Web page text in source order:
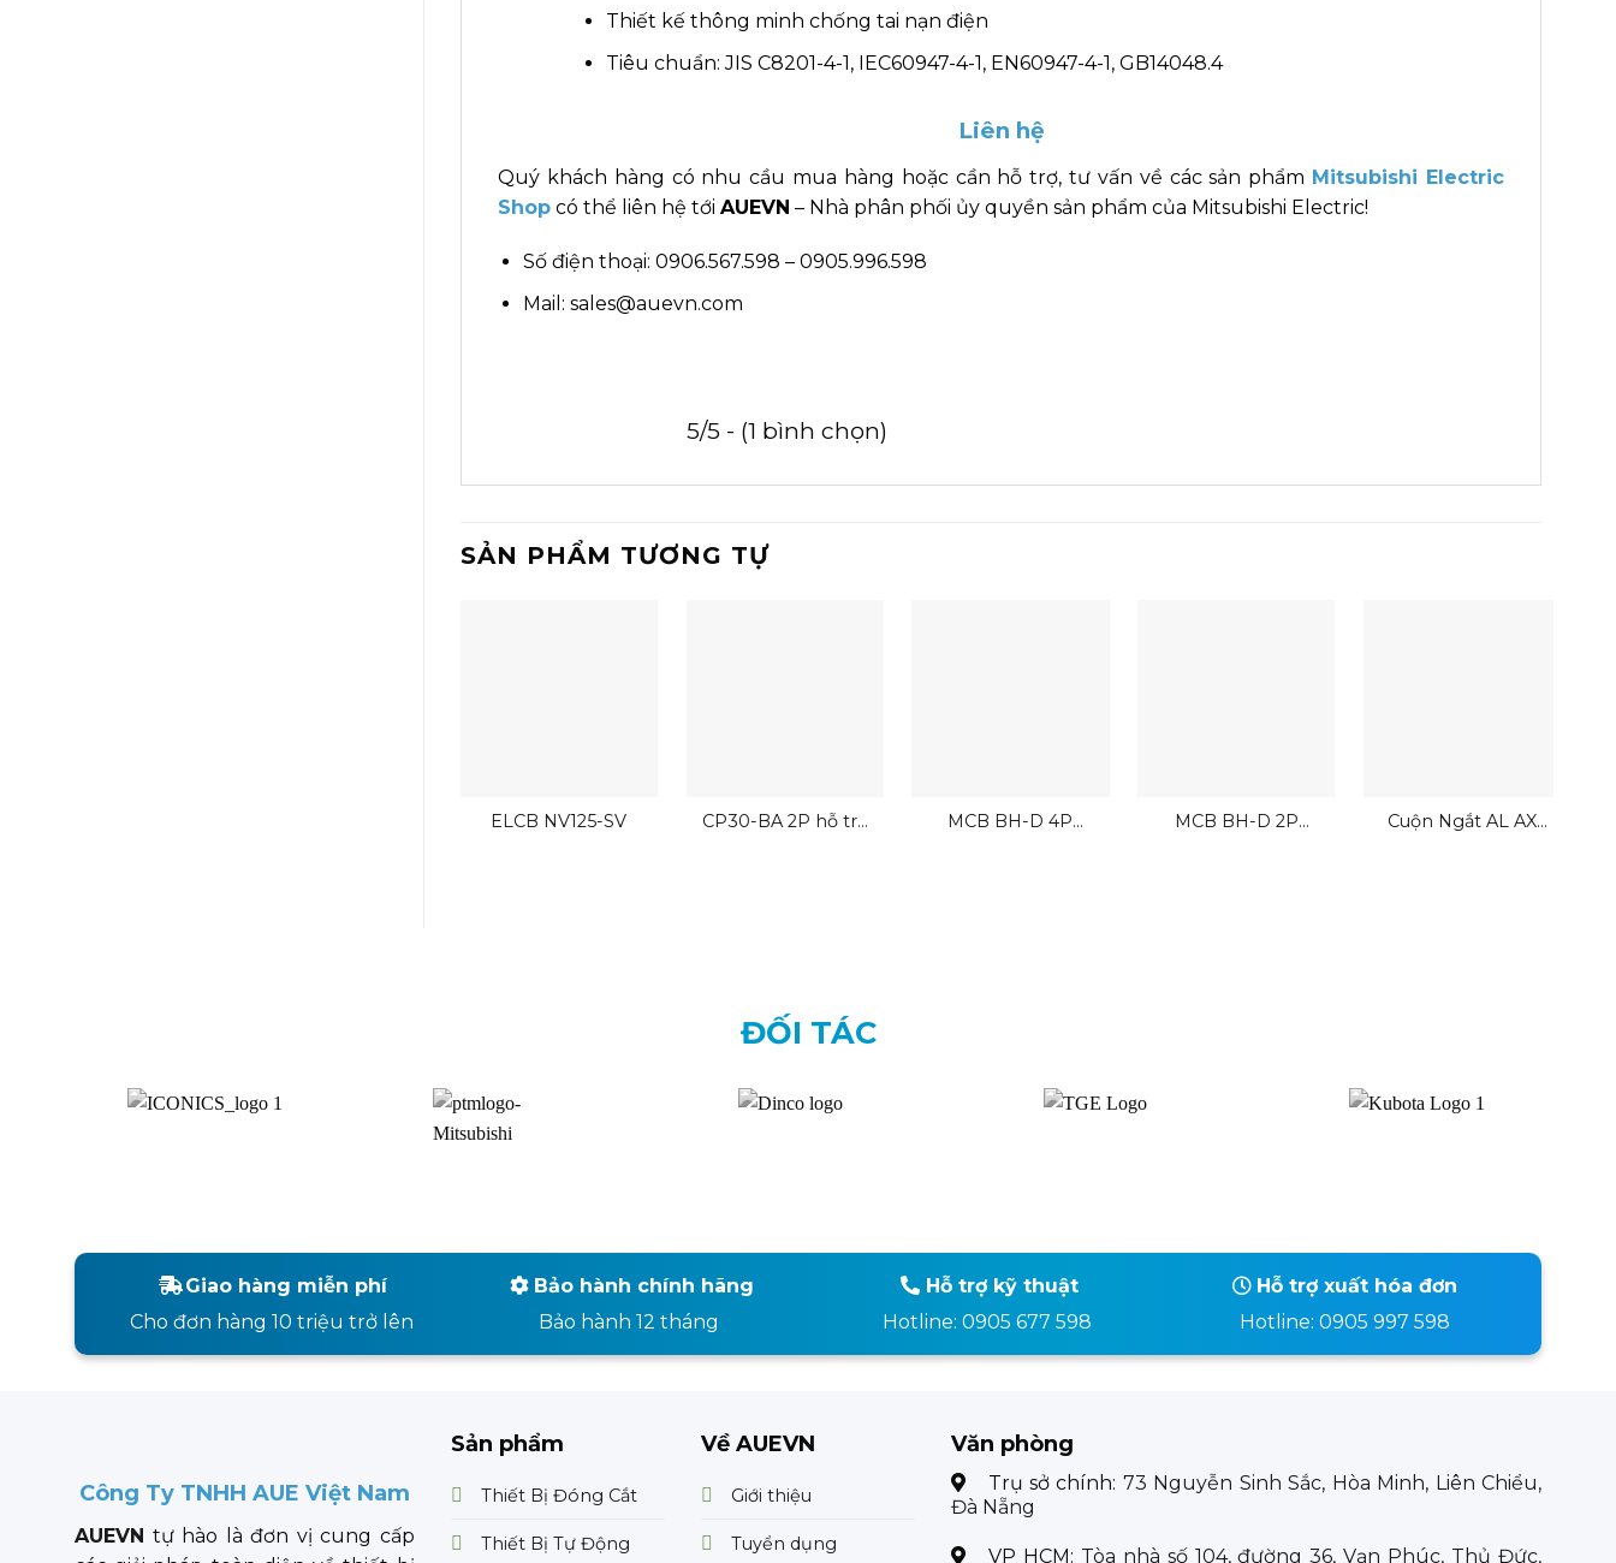
Thiết kế thông minh chống tai nạn điện
Tiêu chuẩn: JIS C8201-4-1, IEC60947-4-1, EN60947-4-1, GB14048.4
Liên hệ
Quý khách hàng có nhu cầu mua hàng hoặc cần hỗ trợ, tư vấn về các sản phẩm Mitsubishi Electric
Shop có thể liên hệ tới AUEVN – Nhà phân phối ủy quyền sản phẩm của Mitsubishi Electric!
Số điện thoại: 0906.567.598 – 0905.996.598
Mail: sales@auevn.com
5/5 - (1 bình chọn)
SẢN PHẨM TƯƠNG TỰ
ELCB NV125-SV
CP30-BA 2P hỗ trợ
MCB BH-D 4P
MCB BH-D 2P
Cuộn Ngắt AL AX
ĐỐI TÁC
Giao hàng miễn phí
Cho đơn hàng 10 triệu trở lên
Bảo hành chính hãng
Bảo hành 12 tháng
Hỗ trợ kỹ thuật
Hotline: 0905 677 598
Hỗ trợ xuất hóa đơn
Hotline: 0905 997 598
Công Ty TNHH AUE Việt Nam
AUEVN tự hào là đơn vị cung cấp
Sản phẩm
Thiết Bị Đóng Cắt
Thiết Bị Tự Động
Về AUEVN
Giới thiệu
Tuyển dụng
Văn phòng
Trụ sở chính: 73 Nguyễn Sinh Sắc, Hòa Minh, Liên Chiểu,
Đà Nẵng
VP HCM: Tòa nhà số 104, đường 36, Vạn Phúc, Thủ Đức,